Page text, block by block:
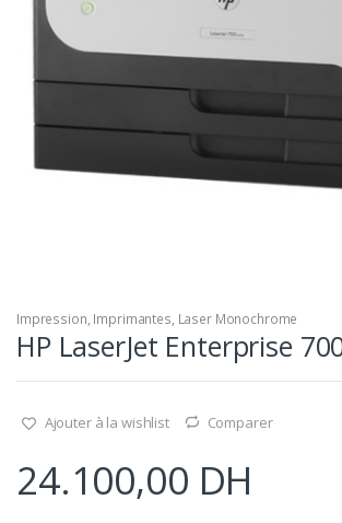
Impression, Imprimantes, Laser Monochrome
HP LaserJet Enterprise
Ajouter à la wishlist Comparer
24.100,00 DH